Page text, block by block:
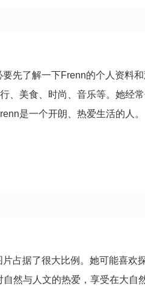
先了解一下Frenn的个人资料
、美食、时尚、音乐等。她经
是一个开朗、热爱生活的人。
占据了很大比例。她可能喜欢
然与人文的热爱，享受在大自